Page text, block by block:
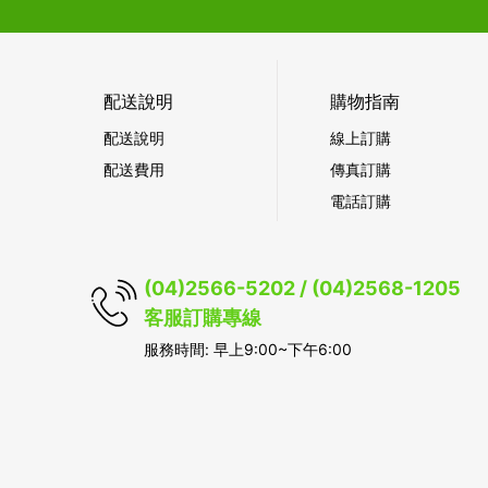
配送說明
配送說明
配送費用
購物指南
線上訂購
傳真訂購
電話訂購
(04)2566-5202 / (04)2568-1205
客服訂購專線
服務時間: 早上9:00~下午6:00